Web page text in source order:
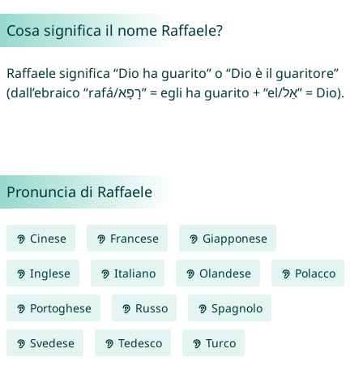
Cosa significa il nome Raffaele?
Raffaele significa “Dio ha guarito” o “Dio è il guaritore”
(dall’ebraico “rafá/רָפָא” = egli ha guarito + “el/אֵל” = Dio).
Pronuncia di Raffaele
Cinese Francese Giapponese
Inglese Italiano Olandese Polacco
Portoghese Russo Spagnolo
Svedese Tedesco Turco